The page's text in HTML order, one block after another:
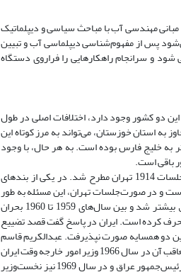
مهندسی آب با مباحث سیاسی و دیپلماتیک
پس از مفهوم‌شناسی دیپلماسی آب و تبیین
و سرانجام راهکارهایی را فراروی دستگاه
دو کشور وجود دارد، اختلافات اصلی در طول
به استان خوزستان، می‌تواند به مرز کوتاه این
به خلیج فارس بوده است. به هر حال، با وجود
باقی است.
مسئله بهره‌برداری از آب‌های مشترک بین ایران و عثمانی، نخستین‌بار در جریان مذاکرات انعقاد پروتکل 1913 استانبول و صورت‌جلسات 1914 تهران مطرح شد. در یکی از بندهای
و در صورت‌جلسات تهران، این مسئله به طور
مفصل شرح داده شده است. پس از ایجاد کشور عراق و روی‌کارآمدن عبدالکریم قاسم در سال 1958، اختلافات بین ایران و عراق بیشتر شد و بین سال‌های 1959 تا 1960 بحران
کرده است. ایران در پاسخ گفت قصد تضییع
دو همسایه صورت نپذیرفت. عبدالکریم قاسم
در سال 1963 از حکومت عراق ساقط شد و عبدالرحمن عارف به حکومت رسید. در این دوران، روابط بین ایران و عراق بهبود یافت و متعاقب آن در سال 1966 وزیر امور خارجه وقت ایران
از بغداد بازدید کرد و مقرر شد نمایندگان دو کشور برای مذاکره درباره حقوق آب‌های مشترک به‌زودی تعیین شوند. در سال 1967 رئیس‌جمهور عراق و در سال 1969 نیز نخست‌وزیر